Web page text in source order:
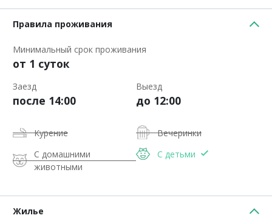
Правила проживания
Минимальный срок проживания
от 1 суток
Заезд
после 14:00
Выезд
до 12:00
Курение
Вечеринки
С домашними
животными
С детьми
Жилье